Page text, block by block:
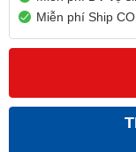
Miễn phí Ship